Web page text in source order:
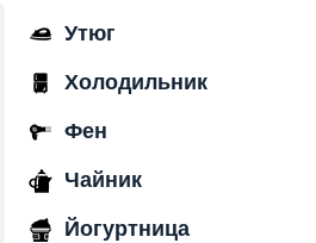
Утюг
Холодильник
Фен
Чайник
Йогуртница